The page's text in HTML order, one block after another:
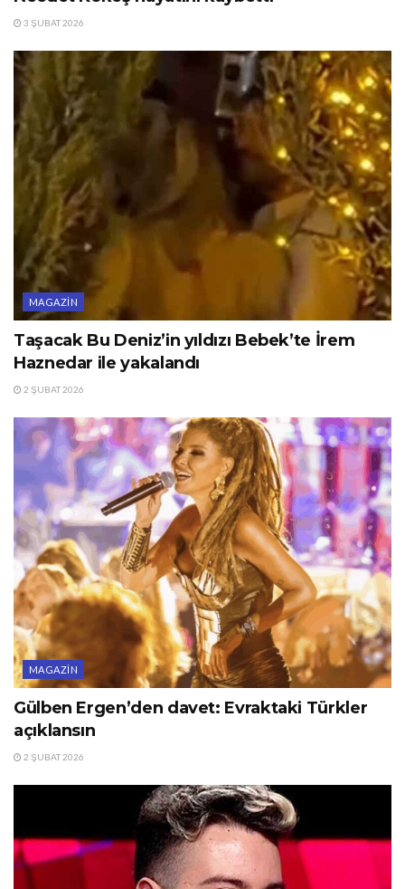
3 ŞUBAT 2026
MAGAZIN
Taşacak Bu Deniz’in yıldızı Bebek’te İrem
Haznedar ile yakalandı
2 ŞUBAT 2026
MAGAZIN
Gülben Ergen’den davet: Evraktaki Türkler
açıklansın
2 ŞUBAT 2026